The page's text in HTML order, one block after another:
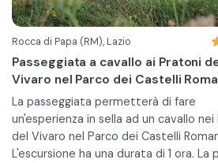
Rocca di Papa (RM), Lazio
Passeggiata a cavallo ai Pratoni
Vivaro nel Parco dei Castelli
La passeggiata permetterà di fare
un'esperienza in sella ad un cavallo nei
del Vivaro nel Parco dei Castelli
L'escursione ha una durata di 1 ora. La